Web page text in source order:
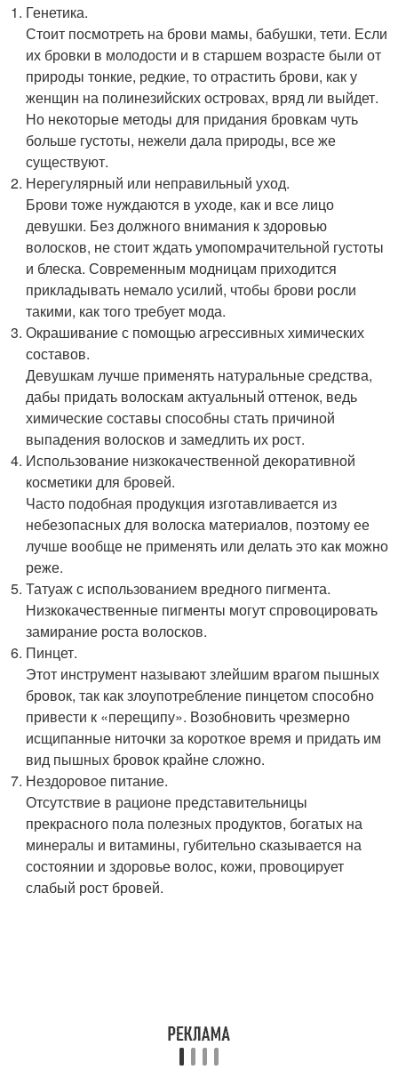
Генетика.
Стоит посмотреть на брови мамы, бабушки, тети. Если
их бровки в молодости и в старшем возрасте были от
природы тонкие, редкие, то отрастить брови, как у
женщин на полинезийских островах, вряд ли выйдет.
Но некоторые методы для придания бровкам чуть
больше густоты, нежели дала природы, все же
существуют.
Нерегулярный или неправильный уход.
Брови тоже нуждаются в уходе, как и все лицо
девушки. Без должного внимания к здоровью
волосков, не стоит ждать умопомрачительной густоты
и блеска. Современным модницам приходится
прикладывать немало усилий, чтобы брови росли
такими, как того требует мода.
Окрашивание с помощью агрессивных химических
составов.
Девушкам лучше применять натуральные средства,
дабы придать волоскам актуальный оттенок, ведь
химические составы способны стать причиной
выпадения волосков и замедлить их рост.
Использование низкокачественной декоративной
косметики для бровей.
Часто подобная продукция изготавливается из
небезопасных для волоска материалов, поэтому ее
лучше вообще не применять или делать это как можно
реже.
Татуаж с использованием вредного пигмента.
Низкокачественные пигменты могут спровоцировать
замирание роста волосков.
Пинцет.
Этот инструмент называют злейшим врагом пышных
бровок, так как злоупотребление пинцетом способно
привести к «перещипу». Возобновить чрезмерно
исщипанные ниточки за короткое время и придать им
вид пышных бровок крайне сложно.
Нездоровое питание.
Отсутствие в рационе представительницы
прекрасного пола полезных продуктов, богатых на
минералы и витамины, губительно сказывается на
состоянии и здоровье волос, кожи, провоцирует
слабый рост бровей.